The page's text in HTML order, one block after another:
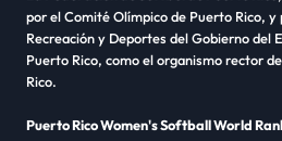
por el Comité Olímpico de Puerto Rico,
Recreación y Deportes del Gobierno del
Puerto Rico, como el organismo rector
Rico.
Puerto Rico Women's Softball World